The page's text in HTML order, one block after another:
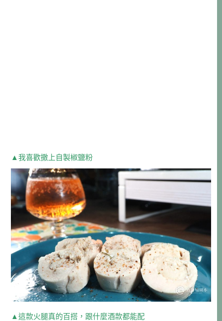
▲我喜歡撒上自製椒鹽粉
▲這款火腿真的百搭，跟什麼酒款都能配